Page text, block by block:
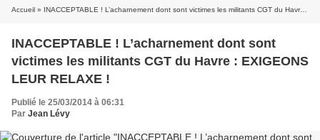
Accueil » INACCEPTABLE ! L’acharnement dont sont victimes les militants CGT du Havre : EXIGEONS LEUR RELAXE !
INACCEPTABLE ! L’acharnement dont sont
victimes les militants CGT du Havre : EXIGEONS
LEUR RELAXE !
Publié le 25/03/2014 à 06:31
Par Jean Lévy